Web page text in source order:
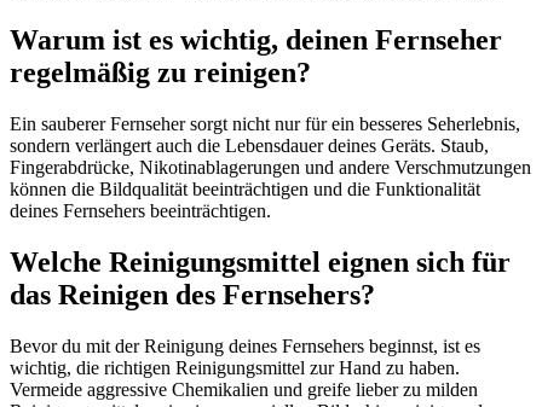
Warum ist es wichtig, deinen Fernseher
regelmäßig zu reinigen?
Ein sauberer Fernseher sorgt nicht nur für ein besseres Seherlebnis,
sondern verlängert auch die Lebensdauer deines Geräts. Staub,
Fingerabdrücke, Nikotinablagerungen und andere Verschmutzungen
können die Bildqualität beeinträchtigen und die Funktionalität
deines Fernsehers beeinträchtigen.
Welche Reinigungsmittel eignen sich für
das Reinigen des Fernsehers?
Bevor du mit der Reinigung deines Fernsehers beginnst, ist es
wichtig, die richtigen Reinigungsmittel zur Hand zu haben.
Vermeide aggressive Chemikalien und greife lieber zu milden